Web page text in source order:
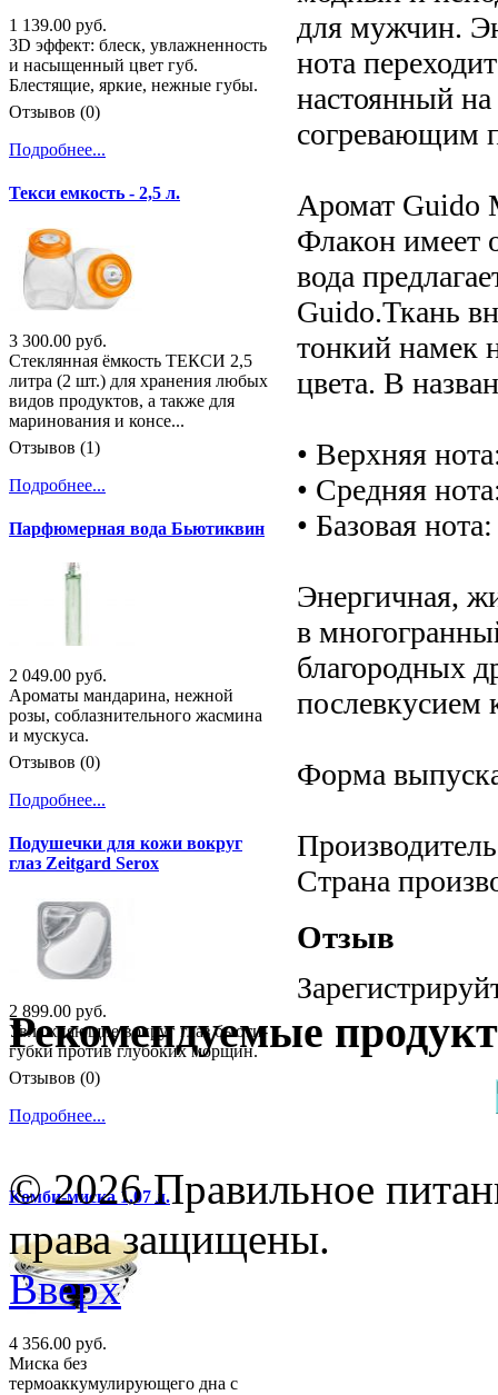
для мужчин.
нота
настоянный
согревающим
Аромат Guido
Флакон имеет
вода
Guido.Ткань
тонкий намек
цвета. В
• Верхняя
• Средняя
• Базовая
Энергичная,
в
благородных
послевкусием
Форма
Страна
Отзыв
1 139.00 руб.
3D эффект: блеск, увлажненность
и насыщенный цвет губ.
Блестящие, яркие, нежные губы.
Отзывов (0)
Подробнее...
Текси емкость - 2,5 л.
3 300.00 руб.
Стеклянная ёмкость ТЕКСИ 2,5
литра (2 шт.) для хранения любых
видов продуктов, а также для
маринования и консе...
Отзывов (1)
Подробнее...
Парфюмерная вода Бьютиквин
2 049.00 руб.
Ароматы мандарина, нежной
розы, соблазнительного жасмина
и мускуса.
Отзывов (0)
Подробнее...
Подушечки для кожи вокруг
глаз Zeitgard Serox
2 899.00 руб.
Увлажняющие вокруг глаз бьюти-
губки против глубоких морщин.
Отзывов (0)
Подробнее...
Комби-миска 1,07 л.
4 356.00 руб.
Миска без
термоаккумулирующего дна с
Рекомендуемые
© 2026 Правильное
права защищены.
Вверх